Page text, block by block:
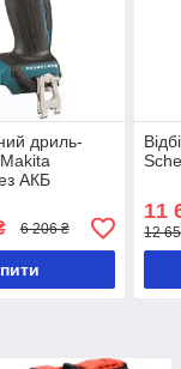
дриль-
АКБ
6 206 ₴
11
12